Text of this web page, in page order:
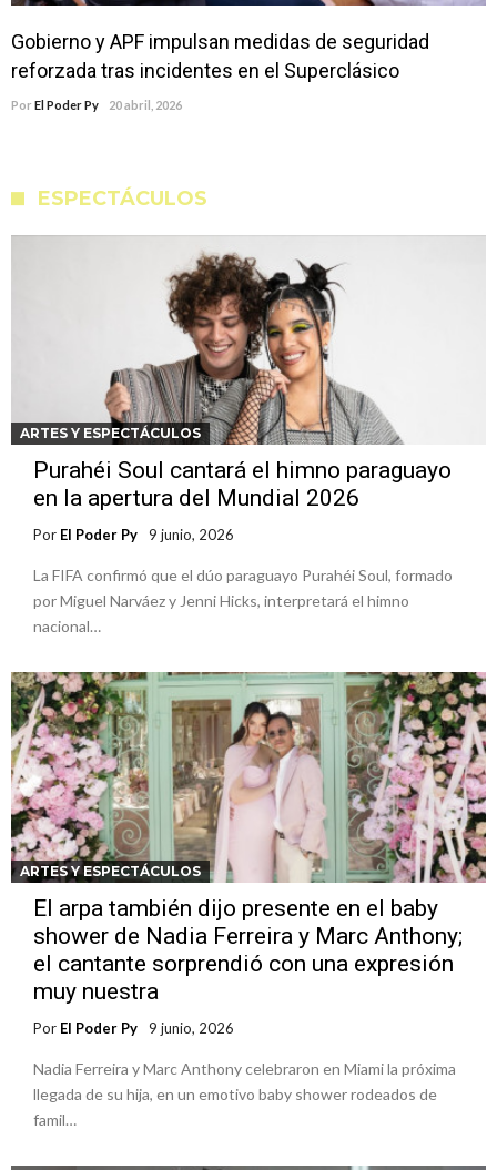
Gobierno y APF impulsan medidas de seguridad
reforzada tras incidentes en el Superclásico
Por El Poder Py 20 abril, 2026
ESPECTÁCULOS
ARTES Y ESPECTÁCULOS
Purahéi Soul cantará el himno paraguayo
en la apertura del Mundial 2026
Por El Poder Py 9 junio, 2026
La FIFA confirmó que el dúo paraguayo Purahéi Soul, formado
por Miguel Narváez y Jenni Hicks, interpretará el himno
nacional…
ARTES Y ESPECTÁCULOS
El arpa también dijo presente en el baby
shower de Nadia Ferreira y Marc Anthony;
el cantante sorprendió con una expresión
muy nuestra
Por El Poder Py 9 junio, 2026
Nadia Ferreira y Marc Anthony celebraron en Miami la próxima
llegada de su hija, en un emotivo baby shower rodeados de
famil…